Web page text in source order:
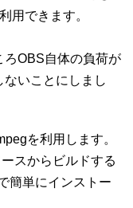
用できます。
ろOBS自体の負荷が
いことにしまし
を利用します。
スからビルドする
簡単にインストー